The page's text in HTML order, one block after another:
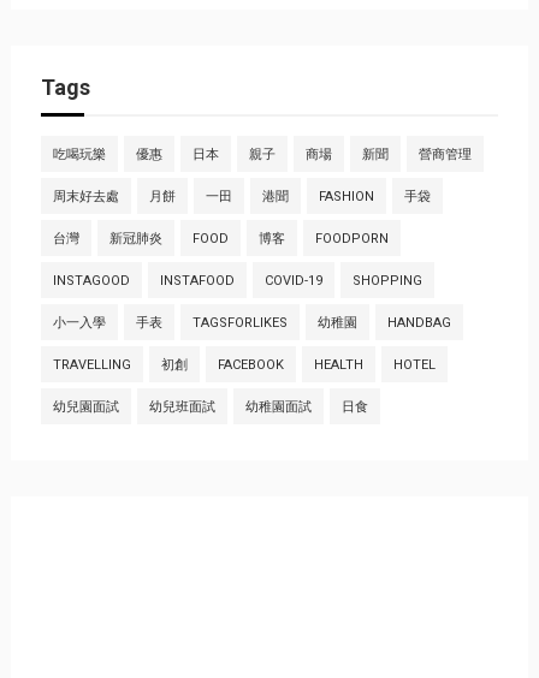
Tags
吃喝玩樂 優惠 日本 親子 商場 新聞 營商管理
周末好去處 月餅 一田 港聞 FASHION 手袋
台灣 新冠肺炎 FOOD 博客 FOODPORN
INSTAGOOD INSTAFOOD COVID-19 SHOPPING
小一入學 手表 TAGSFORLIKES 幼稚園 HANDBAG
TRAVELLING 初創 FACEBOOK HEALTH HOTEL
幼兒園面試 幼兒班面試 幼稚園面試 日食